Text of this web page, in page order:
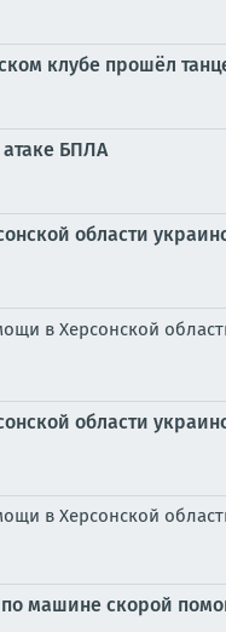
клубе прошёл
БПЛА
области
в Херсонской
области
в Херсонской
машине скорой